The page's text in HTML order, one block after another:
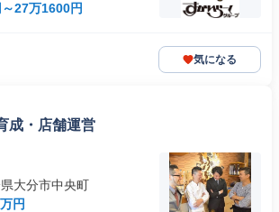
27万1600円
気になる
成・店舗運営
大分市中央町
円